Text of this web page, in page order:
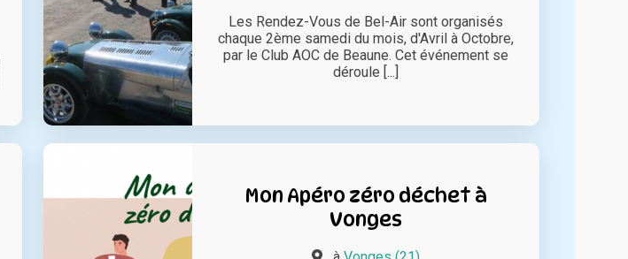
Les Rendez-Vous de Bel-Air sont organisés
chaque 2ème samedi du mois, d'Avril à Octobre,
par le Club AOC de Beaune. Cet événement se
déroule [...]
Mon Apéro zéro déchet à
Vonges